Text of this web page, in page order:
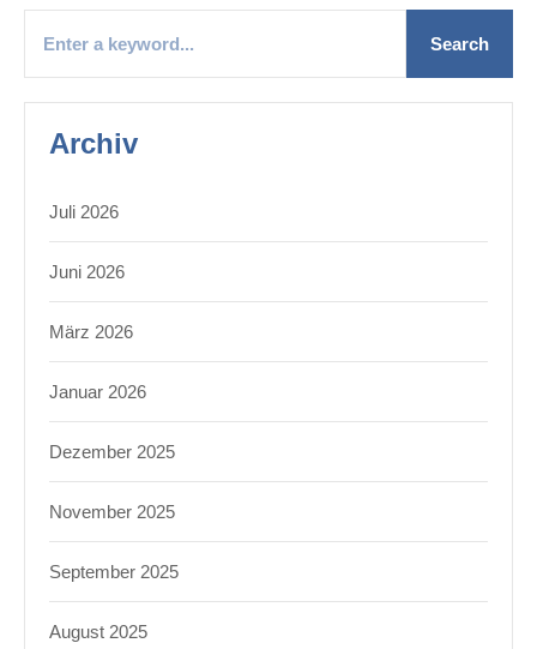
Archiv
Juli 2026
Juni 2026
März 2026
Januar 2026
Dezember 2025
November 2025
September 2025
August 2025